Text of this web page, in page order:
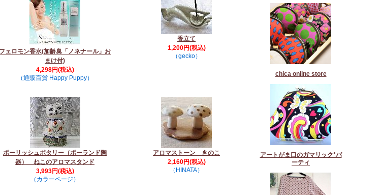
フェロモン香水(加齢臭「ノネナール」お
まけ付)
4,298円(税込)
（通販百貨 Happy Puppy）
香立て
1,200円(税込)
（gecko）
ポーリッシュポタリー（ポーランド陶
器） ねこのアロマスタンド
3,993円(税込)
（カラーページ）
アロマストーン きのこ
2,160円(税込)
（HINATA）
chica online store
アートがま口のガマリック*パ
ーティ